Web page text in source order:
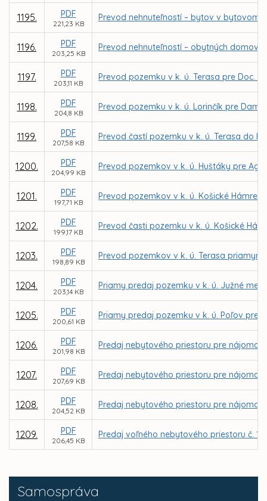
Samospráva
1195. PDF
221,23 KB
Prevod nehnuteľností – bytov v bytovom
1196. PDF
203,25 KB
Prevod nehnuteľností – obytných domov
1197. PDF
203,11 KB
Prevod pozemku v k. ú. Terasa pre Doc.
1198. PDF
204,8 KB
Prevod pozemku v k. ú. Lorinčík pre
1199. PDF
207,58 KB
Prevod častí pozemku v k. ú. Terasa do
1200. PDF
204,99 KB
Prevod pozemkov v k. ú. Huštáky pre
1201. PDF
197,71 KB
Prevod pozemkov v k. ú. Košické Hámre
1202. PDF
199,17 KB
Prevod časti pozemku v k. ú. Košické
1203. PDF
198,89 KB
Prevod pozemkov v k. ú. Terasa
1204. PDF
203,14 KB
Priamy predaj pozemku v k. ú. Južné
1205. PDF
200,61 KB
Priamy predaj pozemku v k. ú. Poľov pre
1206. PDF
201,98 KB
Predaj nebytového priestoru pre nájomcu
1207. PDF
207,69 KB
Predaj nebytového priestoru pre nájomcu
1208. PDF
204,52 KB
Predaj nebytového priestoru pre nájomcu
1209. PDF
206,45 KB
Predaj voľného nebytového priestoru č. 1